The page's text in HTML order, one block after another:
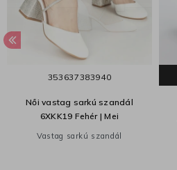
353637383940
Női vastag sarkú szandál
6XKK19 Fehér | Mei
Vastag sarkú szandál